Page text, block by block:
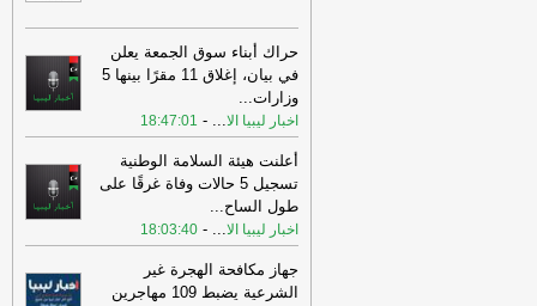
حراك أبناء سوق الجمعة يعلن
في بيان، إغلاق 11 مقرًا بينها 5
وزارات...
اخبار ليبيا الا...
-
18:47:01
أعلنت هيئة السلامة الوطنية
تسجيل 5 حالات وفاة غرقًا على
طول الساح...
اخبار ليبيا الا...
-
18:03:40
جهاز مكافحة الهجرة غير
الشرعية يضبط 109 مهاجرين